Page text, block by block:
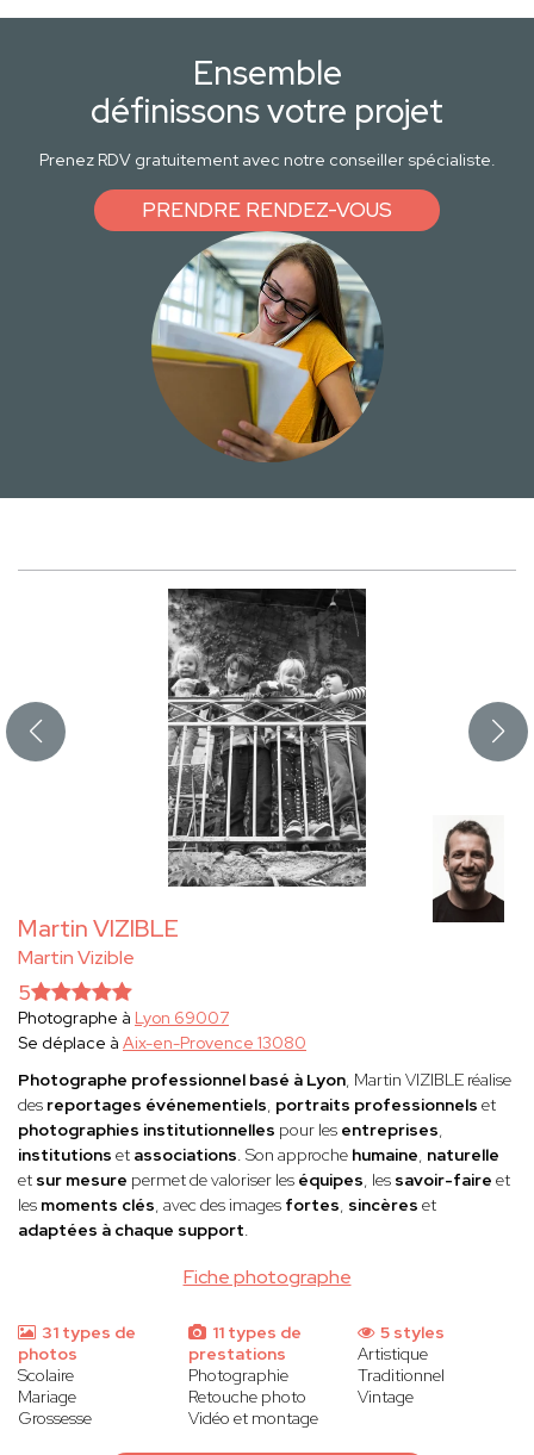
Ensemble
définissons votre projet
Prenez RDV gratuitement avec notre conseiller spécialiste.
PRENDRE RENDEZ-VOUS
Martin VIZIBLE
Martin Vizible
Fiche photographe
5
Photographe à Lyon 69007
Se déplace à Aix-en-Provence 13080
Photographe professionnel basé à Lyon, Martin VIZIBLE réalise
des reportages événementiels, portraits professionnels et
photographies institutionnelles pour les entreprises,
institutions et associations. Son approche humaine, naturelle
et sur mesure permet de valoriser les équipes, les savoir-faire et
les moments clés, avec des images fortes, sincères et
adaptées à chaque support.
31 types de
photos
Scolaire
Mariage
Grossesse
11 types de
prestations
Photographie
Retouche photo
Vidéo et montage
5 styles
Artistique
Traditionnel
Vintage